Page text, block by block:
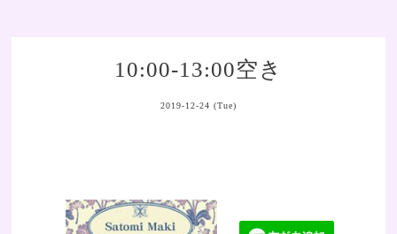
10:00-13:00空き
2019-12-24 (Tue)